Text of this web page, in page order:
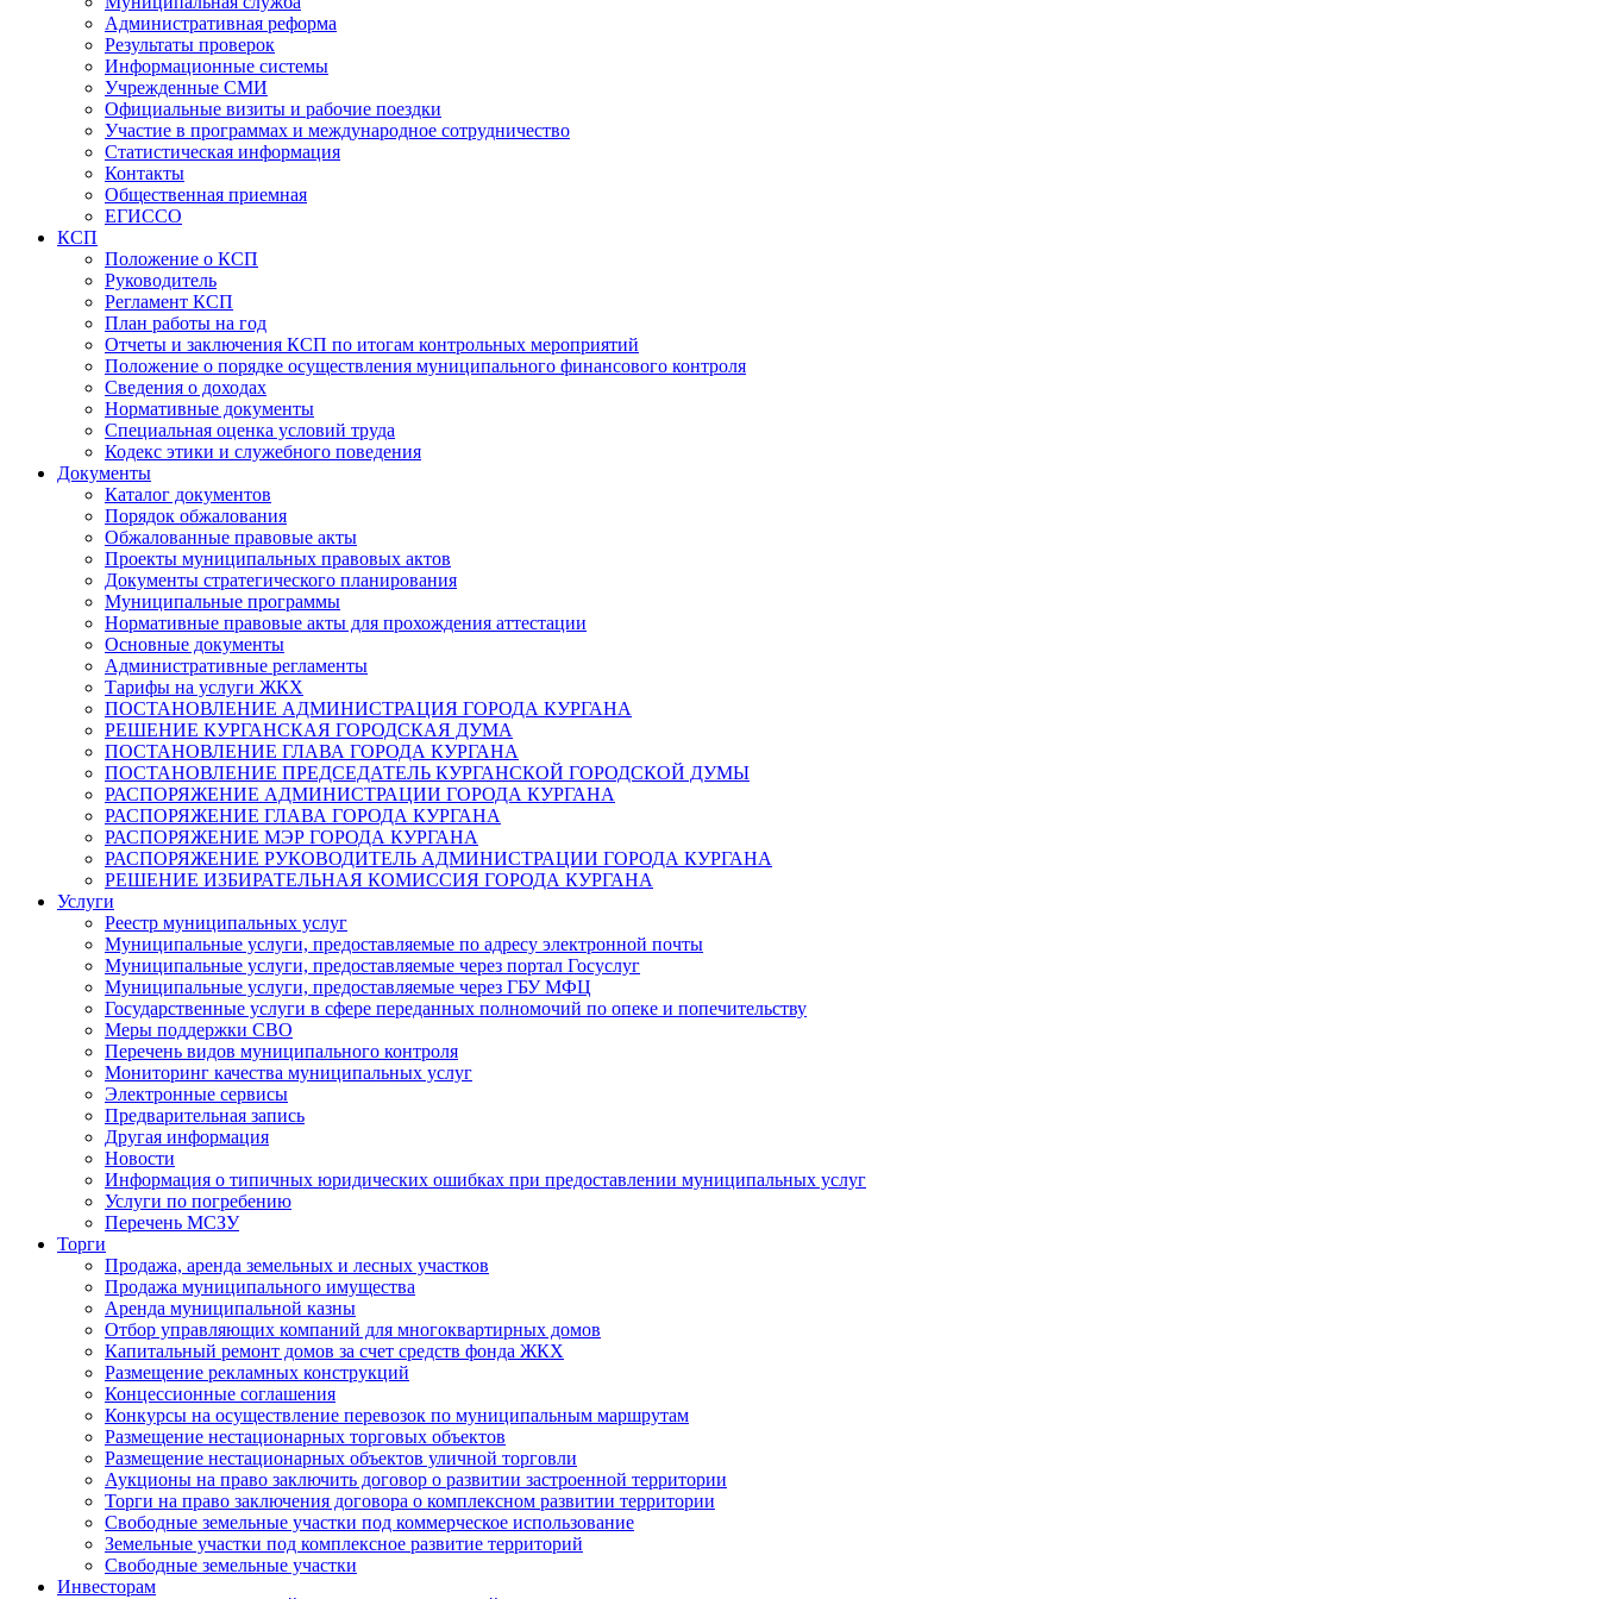
Административная реформа
Результаты проверок
Информационные системы
Учрежденные СМИ
Официальные визиты и рабочие поездки
Участие в программах и международное сотрудничество
Статистическая информация
Контакты
Общественная приемная
ЕГИССО
КСП
Положение о КСП
Руководитель
Регламент КСП
План работы на год
Отчеты и заключения КСП по итогам контрольных мероприятий
Положение о порядке осуществления муниципального финансового контроля
Сведения о доходах
Нормативные документы
Специальная оценка условий труда
Кодекс этики и служебного поведения
Документы
Каталог документов
Порядок обжалования
Обжалованные правовые акты
Проекты муниципальных правовых актов
Документы стратегического планирования
Муниципальные программы
Нормативные правовые акты для прохождения аттестации
Основные документы
Административные регламенты
Тарифы на услуги ЖКХ
ПОСТАНОВЛЕНИЕ АДМИНИСТРАЦИЯ ГОРОДА КУРГАНА
РЕШЕНИЕ КУРГАНСКАЯ ГОРОДСКАЯ ДУМА
ПОСТАНОВЛЕНИЕ ГЛАВА ГОРОДА КУРГАНА
ПОСТАНОВЛЕНИЕ ПРЕДСЕДАТЕЛЬ КУРГАНСКОЙ ГОРОДСКОЙ ДУМЫ
РАСПОРЯЖЕНИЕ АДМИНИСТРАЦИИ ГОРОДА КУРГАНА
РАСПОРЯЖЕНИЕ ГЛАВА ГОРОДА КУРГАНА
РАСПОРЯЖЕНИЕ МЭР ГОРОДА КУРГАНА
РАСПОРЯЖЕНИЕ РУКОВОДИТЕЛЬ АДМИНИСТРАЦИИ ГОРОДА КУРГАНА
РЕШЕНИЕ ИЗБИРАТЕЛЬНАЯ КОМИССИЯ ГОРОДА КУРГАНА
Услуги
Реестр муниципальных услуг
Муниципальные услуги, предоставляемые по адресу электронной почты
Муниципальные услуги, предоставляемые через портал Госуслуг
Муниципальные услуги, предоставляемые через ГБУ МФЦ
Государственные услуги в сфере переданных полномочий по опеке и попечительству
Меры поддержки СВО
Перечень видов муниципального контроля
Мониторинг качества муниципальных услуг
Электронные сервисы
Предварительная запись
Другая информация
Новости
Информация о типичных юридических ошибках при предоставлении муниципальных услуг
Услуги по погребению
Перечень МСЗУ
Торги
Продажа, аренда земельных и лесных участков
Продажа муниципального имущества
Аренда муниципальной казны
Отбор управляющих компаний для многоквартирных домов
Капитальный ремонт домов за счет средств фонда ЖКХ
Размещение рекламных конструкций
Концессионные соглашения
Конкурсы на осуществление перевозок по муниципальным маршрутам
Размещение нестационарных торговых объектов
Размещение нестационарных объектов уличной торговли
Аукционы на право заключить договор о развитии застроенной территории
Торги на право заключения договора о комплексном развитии территории
Свободные земельные участки под коммерческое использование
Земельные участки под комплексное развитие территорий
Свободные земельные участки
Инвесторам